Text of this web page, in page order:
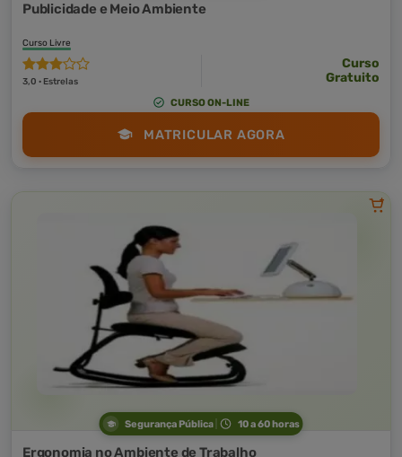
Publicidade e Meio Ambiente
Curso Livre
3,0 · Estrelas
Curso
Gratuito
CURSO ON-LINE
MATRICULAR AGORA
Segurança Pública 10 a 60 horas
Ergonomia no Ambiente de Trabalho